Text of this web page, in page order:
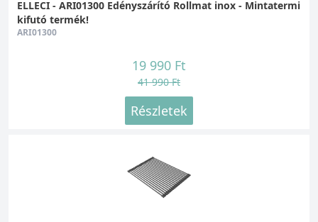
ELLECI - ARI01300 Edényszárító Rollmat inox - Mintatermi
kifutó termék!
ARI01300
19 990 Ft
41 990 Ft
Részletek